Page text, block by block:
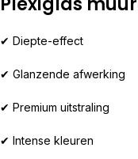
✔ Diepte-effect
✔ Glanzende afwerking
✔ Premium uitstraling
✔ Intense kleuren